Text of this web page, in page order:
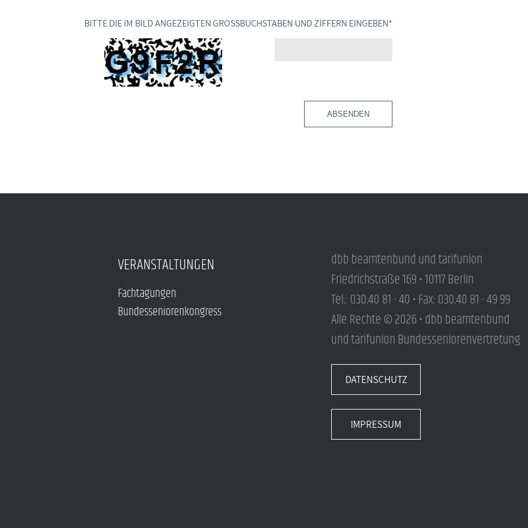
BITTE DIE IM BILD ANGEZEIGTEN GROSSBUCHSTABEN UND ZIFFERN EINGEBEN *
ABSENDEN
VERANSTALTUNGEN
Fachtagungen
Bundesseniorenkongress
dbb beamtenbund und tarifunion
Friedrichstraße 169 • 10117 Berlin
Tel.: 030.40 81 - 40 • Fax: 030.40 81 - 49 99
Alle Rechte © 2026 • dbb beamtenbund
und tarifunion Bundesseniorenvertretung
DATENSCHUTZ
IMPRESSUM